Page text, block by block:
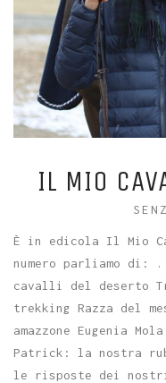
IL MIO
È in edicola Il Mio
numero parliamo di:
cavalli del deserto
trekking Razza del
amazzone Eugenia
Patrick: la nostra
le risposte dei